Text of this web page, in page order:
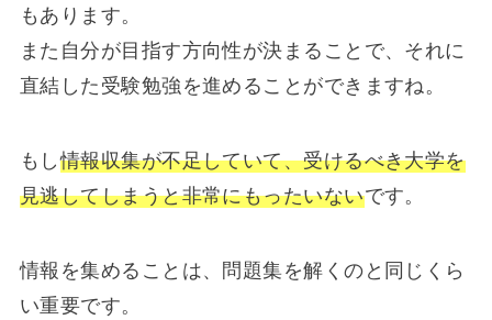
もあります。
また自分が目指す方向性が決まることで、それに
直結した受験勉強を進めることができますね。
もし情報収集が不足していて、受けるべき大学を
見逃してしまうと非常にもったいないです。
情報を集めることは、問題集を解くのと同じくら
い重要です。